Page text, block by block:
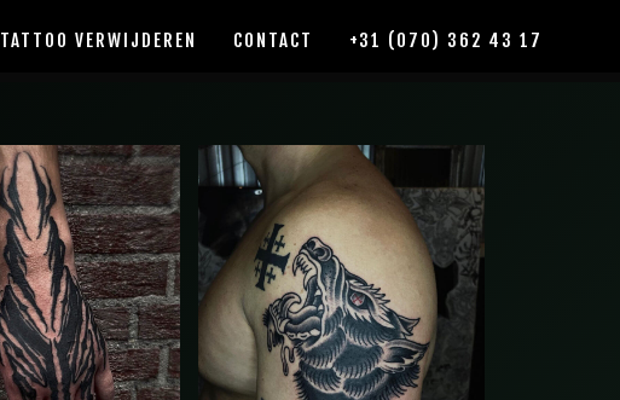
TATTOO VERWIJDEREN CONTACT +31 (070) 362 43 17